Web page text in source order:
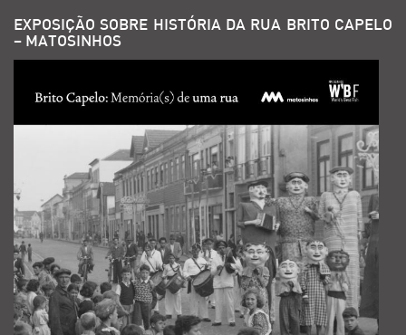
EXPOSIÇÃO SOBRE HISTÓRIA DA RUA BRITO CAPELO
– MATOSINHOS